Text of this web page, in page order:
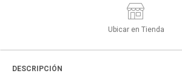
Ubicar en Tienda
DESCRIPCIÓN